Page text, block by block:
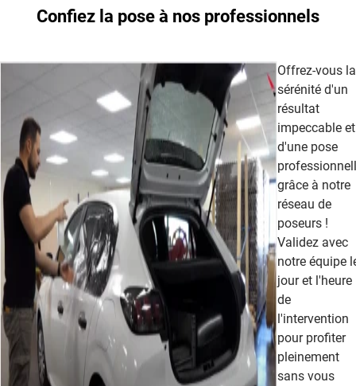
Confiez la pose à nos professionnels
Offrez-vous la
sérénité d'un
résultat
impeccable et
d'une pose
grâce à notre
réseau de
poseurs !
Validez avec
notre équipe
jour et l'heure
de
l'intervention
pour profiter
pleinement
sans vous